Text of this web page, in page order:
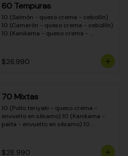
60 Tempuras
10 (Salmón - queso crema - cebollín)
10 (Camarón - queso crema - cebollín)
10 (Kanikama - queso crema -
crema - cebollín) 10 (Carne - queso
crema - cebollín)
$26.990
70 Mixtas
10 (Pollo teriyaki - queso crema -
envuelto en sésamo) 10 (Kanikama -
palta - envuelto en sésamo) 10
- envuelto en queso crema) 10
$28.990